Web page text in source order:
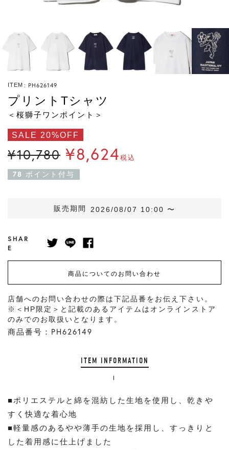
ITEM PH626149
プリントTシャツ
＜桜獅子ワンポイント＞
SALE 20%OFF
¥10,780 ¥8,624税込
78 ポイント付与
販売期間 2026/08/07 10:00 〜
SHAR
E
商品についてのお問い合わせ
店舗へのお問い合わせの際は下記品番をお伝え下さい。
※＜HP限定＞と記載のあるアイテムはオンラインストア
のみでのお取扱いとなります。
商品番号：PH626149
ITEM INFORMATION
■ポリエステルと綿を混紡した生地を使用し、乾きや
すく快適な着心地
■軽量感のあるやや薄手の生地を採用し、すっきりと
した着用感に仕上げました